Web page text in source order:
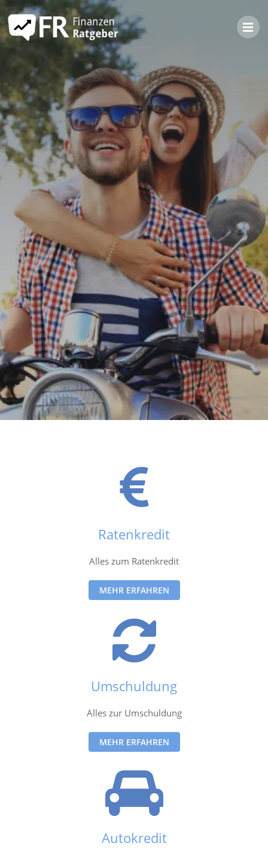
Ratenkredit
Alles zum Ratenkredit
MEHR ERFAHREN
Umschuldung
Alles zur Umschuldung
MEHR ERFAHREN
Autokredit